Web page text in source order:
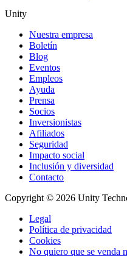
Unity
Nuestra empresa
Boletín
Blog
Eventos
Empleos
Ayuda
Prensa
Socios
Inversionistas
Afiliados
Seguridad
Impacto social
Inclusión y diversidad
Contacto
Copyright © 2026 Unity
Legal
Política de privacidad
Cookies
No quiero que se venda